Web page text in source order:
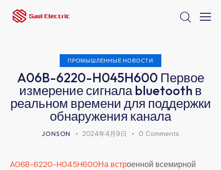
ПРОМЫШЛЕННЫЕ НОВОСТИ
A06B-6220-H045H600 Первое
измерение сигнала bluetooth в
реальном времени для поддержки
обнаружения канала
JONSON 2024年4月9日 0 Comments
A06B-6220-H045H600На встроенной всемирной